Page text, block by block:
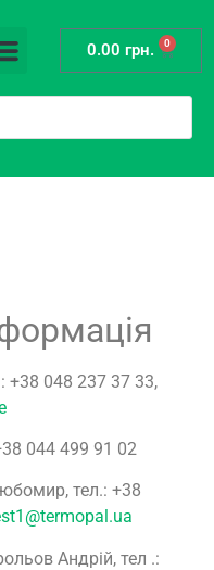
0.00 грн. 0
+38 048 237 37 33,
044 499 91 02
тел.: +38
Андрій, тел .: